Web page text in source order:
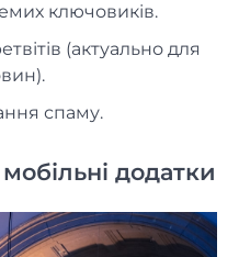
ключовиків.
(актуально для
спаму.
додатки